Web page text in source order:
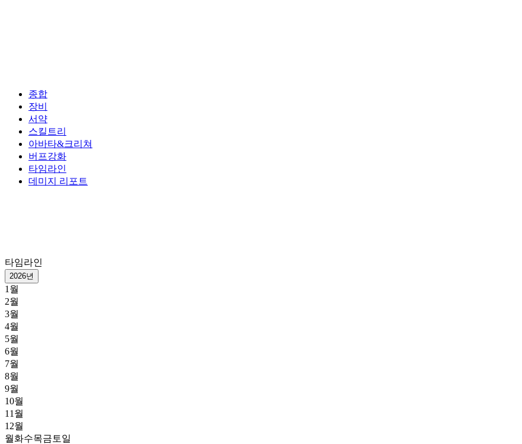
종합
장비
서약
스킬트리
아바타&크리쳐
버프강화
타임라인
데미지 리포트
타임라인
2026년
1월
2월
3월
4월
5월
6월
7월
8월
9월
10월
11월
12월
월화수목금 토일